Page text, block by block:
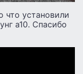
что установили
а10. Спасибо